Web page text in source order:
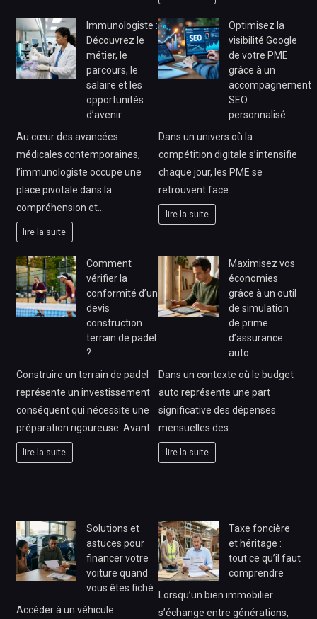
Immunologiste :
Découvrez le
métier, le
parcours, le
salaire et les
opportunités
d’avenir
Au cœur des avancées
médicales contemporaines,
l’immunologiste occupe une
place pivotale dans la
compréhension et…
lire la suite
Optimisez la
visibilité Google
de votre PME
grâce à un
accompagnement
SEO
personnalisé
Dans un univers où la
compétition digitale s’intensifie
chaque jour, les PME se
retrouvent face…
lire la suite
Comment
vérifier la
conformité d’un
devis
construction
terrain de padel
?
Construire un terrain de padel
représente un investissement
conséquent qui nécessite une
préparation rigoureuse. Avant…
lire la suite
Maximisez vos
économies
grâce à un outil
de simulation
de prime
d’assurance
auto
Dans un contexte où le budget
auto représente une part
significative des dépenses
mensuelles des…
lire la suite
Solutions et
astuces pour
financer votre
voiture quand
vous êtes fiché
Accéder à un véhicule
Taxe foncière
et héritage :
tout ce qu’il faut
comprendre
Lorsqu’un bien immobilier
s’échange entre générations,